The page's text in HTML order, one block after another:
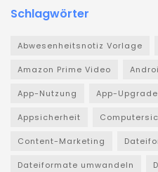
Schlagwörter
Abwesenheitsnotiz Vorlage
Amazon Prime Video
App-Nutzung App-
Appsicherheit
Content-Marketing
Dateiformate umwandeln